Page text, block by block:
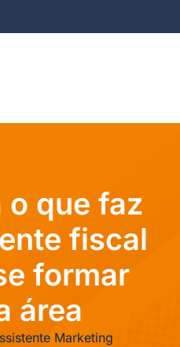
o que faz
fiscal
formar
área
Marketing